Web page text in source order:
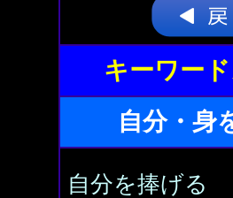
キーワー
自分・身
自分を捧げる